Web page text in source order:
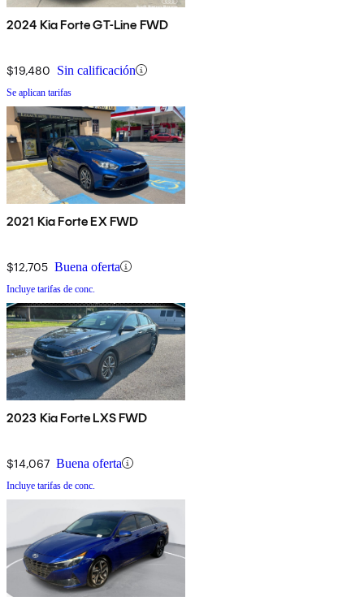
2024 Kia Forte GT-Line FWD
$19,480 Sin calificación
Se aplican tarifas
2021 Kia Forte EX FWD
$12,705 Buena oferta
Incluye tarifas de conc.
2023 Kia Forte LXS FWD
$14,067 Buena oferta
Incluye tarifas de conc.